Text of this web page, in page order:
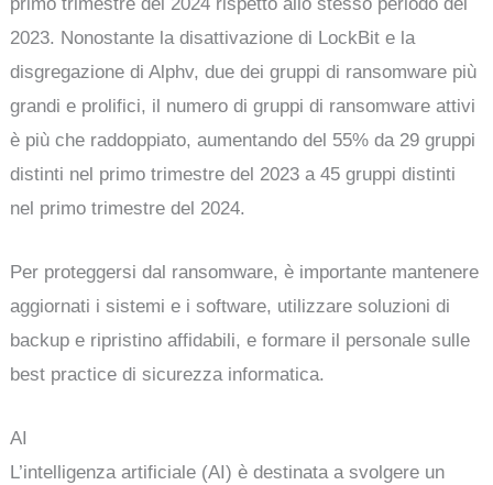
2023. Nonostante la disattivazione di LockBit e la
disgregazione di Alphv, due dei gruppi di ransomware più
grandi e prolifici, il numero di gruppi di ransomware attivi
è più che raddoppiato, aumentando del 55% da 29 gruppi
distinti nel primo trimestre del 2023 a 45 gruppi distinti
nel primo trimestre del 2024.
Per proteggersi dal ransomware, è importante mantenere
aggiornati i sistemi e i software, utilizzare soluzioni di
backup e ripristino affidabili, e formare il personale sulle
best practice di sicurezza informatica.
AI
L’intelligenza artificiale (AI) è destinata a svolgere un